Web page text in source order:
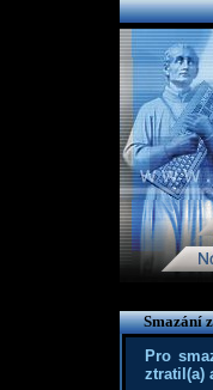
Smazání
Pro
ztratil(a)